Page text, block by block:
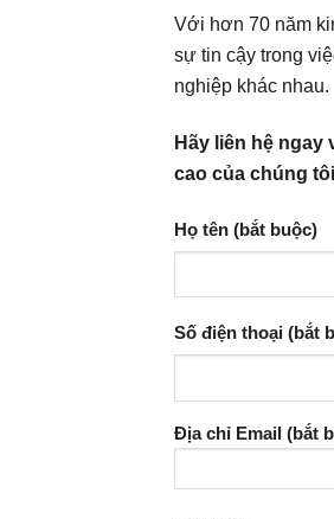
Với hơn 70 năm
sự tin cậy trong
nghiệp khác nhau.
Hãy liên hệ ngay
cao của chúng tôi.
Họ tên (bắt buộc)
Số điện thoại (bắt
Địa chỉ Email (bắt